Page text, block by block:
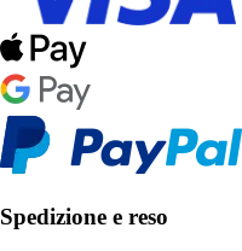
Spedizione e reso